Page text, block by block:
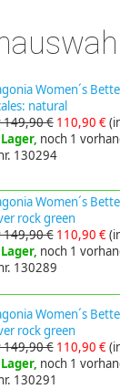
Women´s
natural
149,90 € 110,90 €
noch 1
130294
Women´s
rock green
149,90 € 110,90 €
noch 1
130289
Women´s
rock green
149,90 € 110,90 €
noch 1
130291